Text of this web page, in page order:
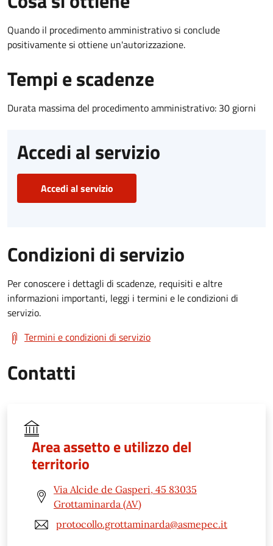
Quando il procedimento amministrativo si conclude
positivamente si ottiene un'autorizzazione.
Tempi e scadenze
Durata massima del procedimento amministrativo: 30 giorni
Accedi al servizio
Accedi al servizio
Condizioni di servizio
Per conoscere i dettagli di scadenze, requisiti e altre
informazioni importanti, leggi i termini e le condizioni di
servizio.
Termini e condizioni di servizio
Contatti
Area assetto e utilizzo del
territorio
Via Alcide de Gasperi, 45 83035
Grottaminarda (AV)
protocollo.grottaminarda@asmepec.it